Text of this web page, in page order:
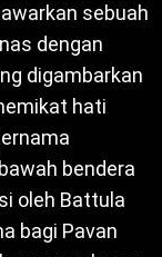
sebuah
dengan
digambarkan
hati
bendera
oleh Battula
bagi Pavan